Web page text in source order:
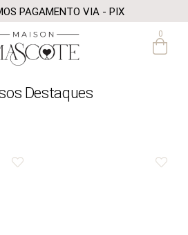
PAGAMENTO VIA - PIX
0
Destaques